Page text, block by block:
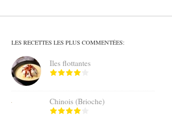
LES RECETTES LES PLUS COMMENTÉES:
Iles flottantes
Chinois (Brioche)